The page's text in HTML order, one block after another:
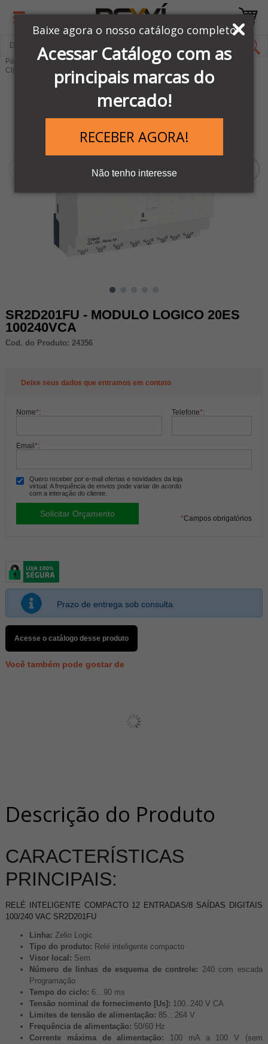
Baixe agora o nosso catálogo completo
Acessar Catálogo com as
principais marcas do
mercado!
RECEBER AGORA!
Não tenho interesse
Página Inicial
LINHA AUTOMAÇÃO SCHNEIDER
Clps & Controladores
Clps Zélio
SR2D201FU - MODULO LOGICO 20ES
100240VCA
Cod. do Produto: 24356
Deixe seus dados que entramos em contato
Nome*: Telefone*:
Email*:
Quero receber por e-mail ofertas e novidades da loja
virtual. A frequência de envios pode variar de acordo
com a interação do cliente.
*Campos obrigatórios
Prazo de entrega sob consulta
Acesse o catálogo desse produto
Você também pode gostar de
Descrição do Produto
CARACTERÍSTICAS
PRINCIPAIS:
RELÉ INTELIGENTE COMPACTO 12 ENTRADAS/8 SAÍDAS DIGITAIS
100/240 VAC SR2D201FU
Linha: Zelio Logic
Tipo do produto: Relé inteligente compacto
Visor local: Sem
Número de linhas de esquema de controle: 240 com escada
Programação
Tempo do ciclo: 6…90 ms
Tensão nominal de fornecimento [Us]: 100..240 V CA
Limites de tensão de alimentação: 85…264 V
Frequência de alimentação: 50/60 Hz
Corrente máxima de alimentação: 100 mA a 100 V (sem